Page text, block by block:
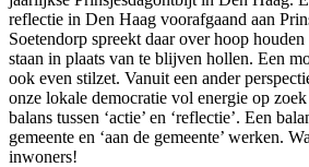
reflectie in Den Haag voorafgaand aan
Soetendorp spreekt daar over hoop
staan in plaats van te blijven hollen. Een
ook even stilzet. Vanuit een ander
onze lokale democratie vol energie op zoek
balans tussen ‘actie’ en ‘reflectie’. Een
gemeente en ‘aan de gemeente’ werken.
inwoners!